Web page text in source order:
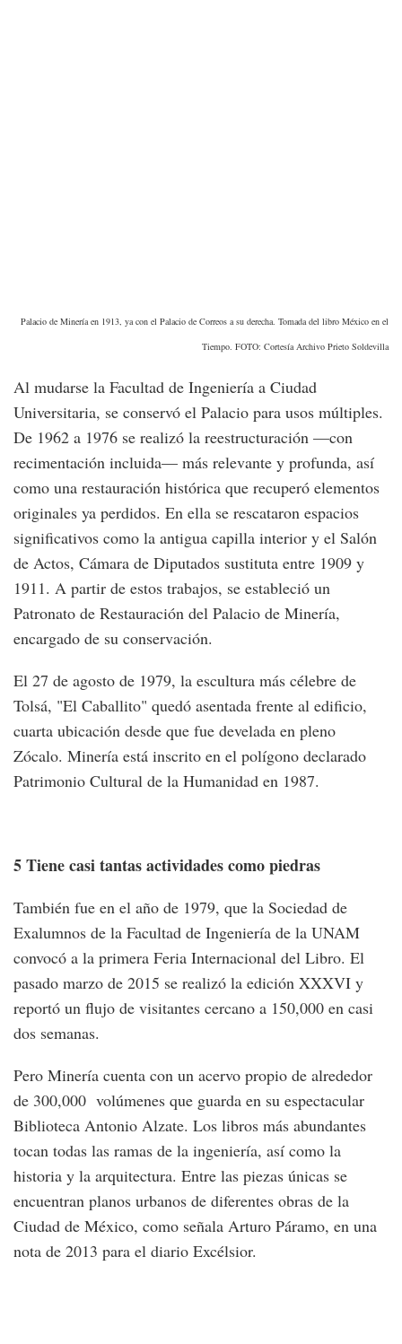
Palacio de Minería en 1913, ya con el Palacio de Correos a su derecha. Tomada del libro México en el
Tiempo. FOTO: Cortesía Archivo Prieto Soldevilla
Al mudarse la Facultad de Ingeniería a Ciudad
Universitaria, se conservó el Palacio para usos múltiples.
De 1962 a 1976 se realizó la reestructuración —con
recimentación incluida— más relevante y profunda, así
como una restauración histórica que recuperó elementos
originales ya perdidos. En ella se rescataron espacios
significativos como la antigua capilla interior y el Salón
de Actos, Cámara de Diputados sustituta entre 1909 y
1911. A partir de estos trabajos, se estableció un
Patronato de Restauración del Palacio de Minería,
encargado de su conservación.
El 27 de agosto de 1979, la escultura más célebre de
Tolsá, "El Caballito" quedó asentada frente al edificio,
cuarta ubicación desde que fue develada en pleno
Zócalo. Minería está inscrito en el polígono declarado
Patrimonio Cultural de la Humanidad en 1987.
5 Tiene casi tantas actividades como piedras
También fue en el año de 1979, que la Sociedad de
Exalumnos de la Facultad de Ingeniería de la UNAM
convocó a la primera Feria Internacional del Libro. El
pasado marzo de 2015 se realizó la edición XXXVI y
reportó un flujo de visitantes cercano a 150,000 en casi
dos semanas.
Pero Minería cuenta con un acervo propio de alrededor
de 300,000 volúmenes que guarda en su espectacular
Biblioteca Antonio Alzate. Los libros más abundantes
tocan todas las ramas de la ingeniería, así como la
historia y la arquitectura. Entre las piezas únicas se
encuentran planos urbanos de diferentes obras de la
Ciudad de México, como señala Arturo Páramo, en una
nota de 2013 para el diario Excélsior.